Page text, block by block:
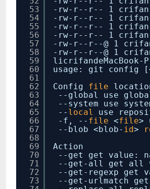
53
54
55
56
57
58
59
60
61
62
63
64
65
66
67
68
69
70
71
72
73
-rw-r--r-- 1 crifan
-rw-r--r-- 1 crifan
-rw-r--r-- 1 crifan
-rw-r--r-- 1 crifan
-rw-r--r--@ 1
-rw-r--r--@ 1
usage: git config
Config file
--global use
--system use
-- local use
-f, -- file <file>
--blob <blob- id>
Action
--get get value:
--get-all get all
--get-regexp get
--get-urlmatch